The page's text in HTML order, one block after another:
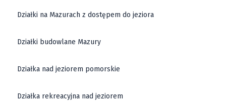
Działki na Mazurach z dostępem do jeziora
Działki budowlane Mazury
Działka nad jeziorem pomorskie
Działka rekreacyjna nad jeziorem